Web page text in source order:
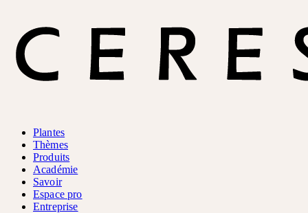
Plantes
Thèmes
Produits
Académie
Savoir
Espace pro
Entreprise